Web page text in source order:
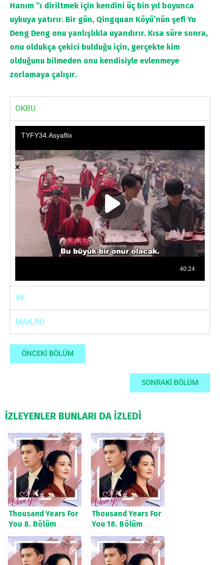
Hanım “ı diriltmek için kendini üç bin yıl boyunca
uykuya yatırır. Bir gün, Qingquan Köyü’nün şefi Yu
Deng Deng onu yanlışlıkla uyandırır. Kısa süre sonra,
onu oldukça çekici bulduğu için, gerçekte kim
olduğunu bilmeden onu kendisiyle evlenmeye
zorlamaya çalışır.
OKRU
VK
MAILRU
ÖNCEKİ BÖLÜM
SONRAKİ BÖLÜM
İZLEYENLER BUNLARI DA İZLEDİ
Thousand Years For
You 8. Bölüm
Thousand Years For
You 18. Bölüm